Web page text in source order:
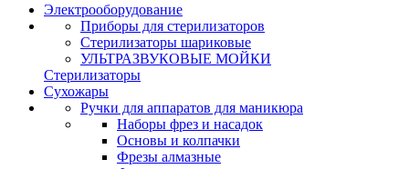
Электрооборудование
Приборы для стерилизаторов
Стерилизаторы шариковые
УЛЬТРАЗВУКОВЫЕ МОЙКИ
Стерилизаторы
Сухожары
Ручки для аппаратов для маникюра
Наборы фрез и насадок
Основы и колпачки
Фрезы алмазные